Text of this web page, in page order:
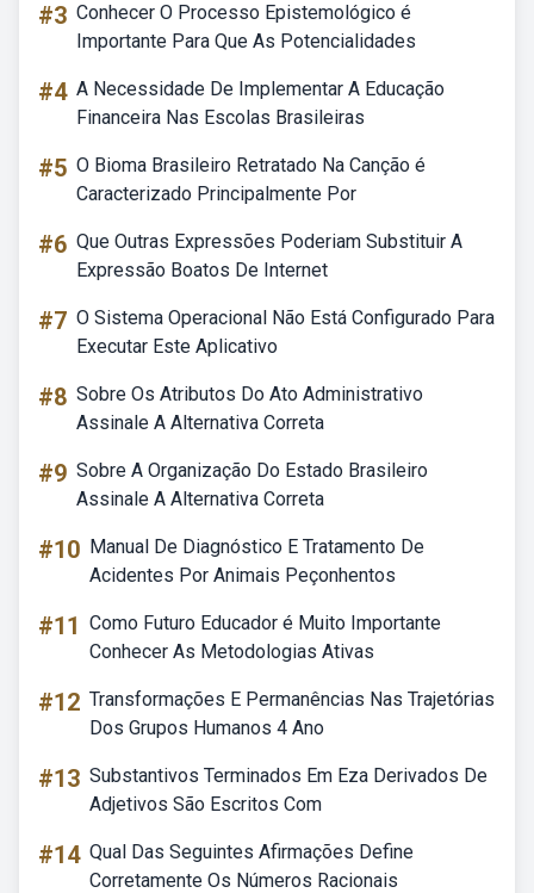
#3 Conhecer O Processo Epistemológico é
Importante Para Que As Potencialidades
#4 A Necessidade De Implementar A Educação
Financeira Nas Escolas Brasileiras
#5 O Bioma Brasileiro Retratado Na Canção é
Caracterizado Principalmente Por
#6 Que Outras Expressões Poderiam Substituir A
Expressão Boatos De Internet
#7 O Sistema Operacional Não Está Configurado Para
Executar Este Aplicativo
#8 Sobre Os Atributos Do Ato Administrativo
Assinale A Alternativa Correta
#9 Sobre A Organização Do Estado Brasileiro
Assinale A Alternativa Correta
#10 Manual De Diagnóstico E Tratamento De
Acidentes Por Animais Peçonhentos
#11 Como Futuro Educador é Muito Importante
Conhecer As Metodologias Ativas
#12 Transformações E Permanências Nas Trajetórias
Dos Grupos Humanos 4 Ano
#13 Substantivos Terminados Em Eza Derivados De
Adjetivos São Escritos Com
#14 Qual Das Seguintes Afirmações Define
Corretamente Os Números Racionais